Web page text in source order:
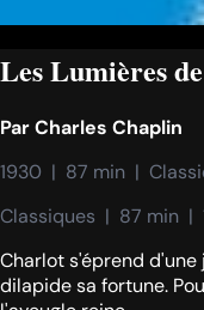
Les Lumières
ParCharles Chaplin
1930  |  87 min  |
Classiques  |  87 min  |
Charlot s'éprend
dilapide sa fortune.